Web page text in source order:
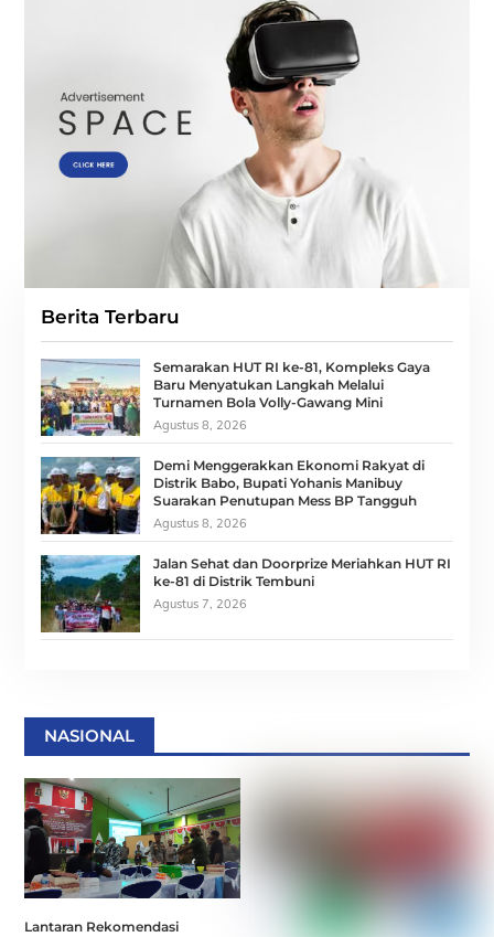
Berita Terbaru
Semarakan HUT RI ke-81, Kompleks Gaya
Baru Menyatukan Langkah Melalui
Turnamen Bola Volly-Gawang Mini
Agustus 8, 2026
Demi Menggerakkan Ekonomi Rakyat di
Distrik Babo, Bupati Yohanis Manibuy
Suarakan Penutupan Mess BP Tangguh
Agustus 8, 2026
Jalan Sehat dan Doorprize Meriahkan HUT RI
ke-81 di Distrik Tembuni
Agustus 7, 2026
NASIONAL
Lantaran Rekomendasi